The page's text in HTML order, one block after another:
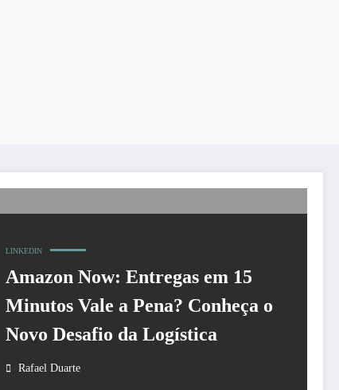
LINKEDIN
Amazon Now: Entregas em 15
Minutos Vale a Pena? Conheça o
Novo Desafio da Logística
Rafael Duarte